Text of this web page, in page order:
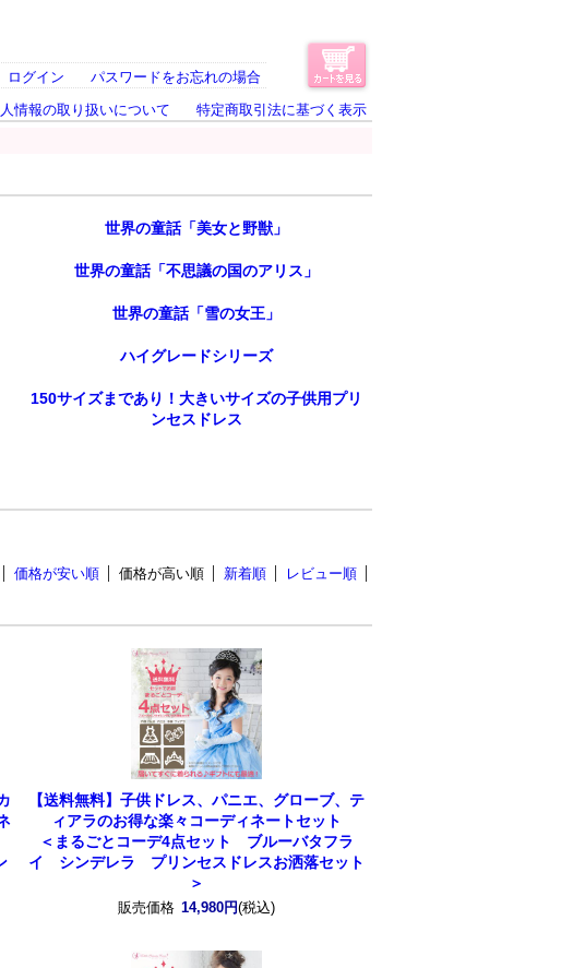
ログイン
パスワードをお忘れの場合
情報の取り扱いについて 特定商取引法に基づく表示
世界の童話「美女と野獣」
世界の童話「不思議の国のアリス」
世界の童話「雪の女王」
ハイグレードシリーズ
150サイズまであり！大きいサイズの子供用プリ
ンセスドレス
価格が安い順 価格が高い順 新着順 レビュー順
【送料無料】子供ドレス、パニエ、グローブ、テ
ィアラのお得な楽々コーディネートセット
＜まるごとコーデ4点セット ブルーバタフラ
イ シンデレラ プリンセスドレスお洒落セット
＞
販売価格 14,980円(税込)